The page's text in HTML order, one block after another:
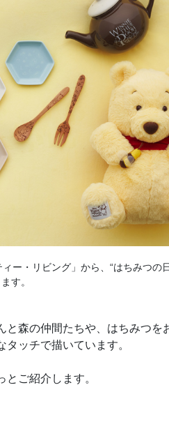
ー・リビング」から、“はちみつの
す。
と森の仲間たちや、はちみつ
ッチで描いています。
ご紹介します。